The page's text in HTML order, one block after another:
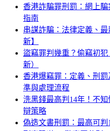
香港詐騙罪刑罰：網上
指南
串謀詐騙：法律定義、
新】
盜竊罪判幾重？偷竊初
新）
香港爆竊罪：定義、刑
準與處理流程
洗黑錢最高判14年！不
辯策略
偽造文書刑罰：最高可